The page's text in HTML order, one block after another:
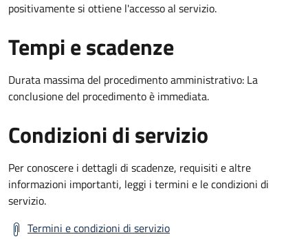
positivamente si ottiene l'accesso al servizio.
Tempi e scadenze
Durata massima del procedimento amministrativo: La
conclusione del procedimento è immediata.
Condizioni di servizio
Per conoscere i dettagli di scadenze, requisiti e altre
informazioni importanti, leggi i termini e le condizioni di
servizio.
Termini e condizioni di servizio